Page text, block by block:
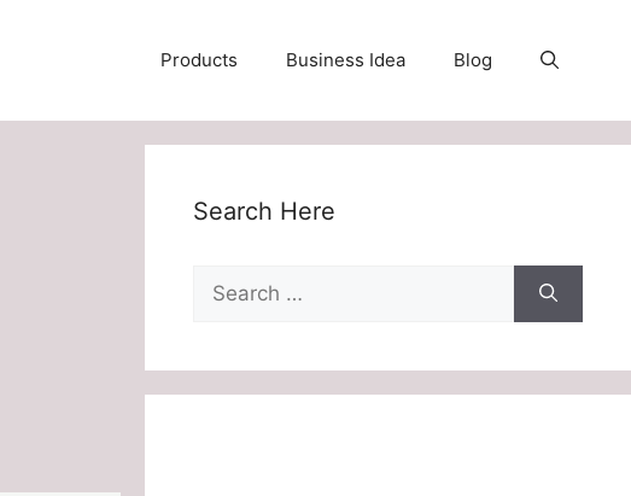
Products Business Idea Blog
Search Here
Search
for: